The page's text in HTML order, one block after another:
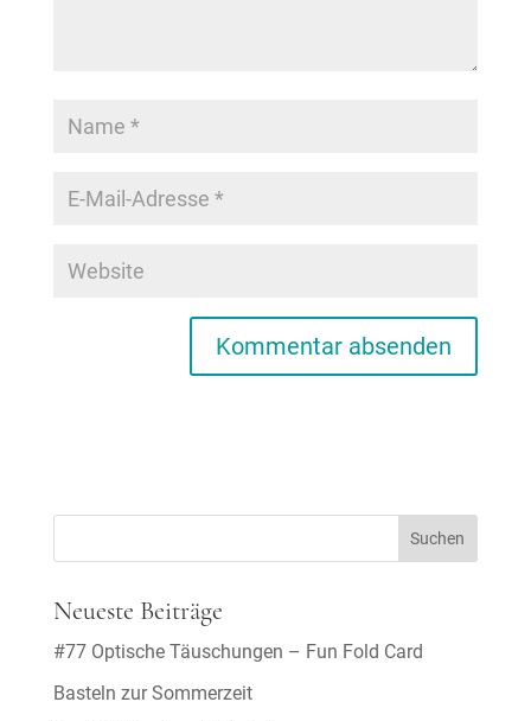
Neueste Beiträge
#77 Optische Täuschungen – Fun Fold Card
Basteln zur Sommerzeit